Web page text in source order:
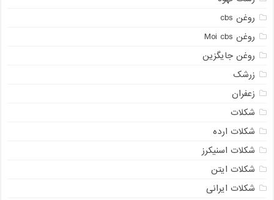
روغن cbs
روغن Moi cbs
روغن جایگزین
زرشک
زعفران
شکلات
شکلات ارده
شکلات اسنیکرز
شکلات ایتن
شکلات ایرانی